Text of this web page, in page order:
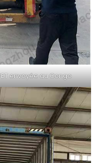
envoyée au Congo